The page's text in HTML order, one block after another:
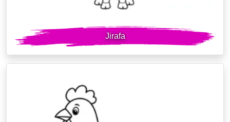
Jirafa